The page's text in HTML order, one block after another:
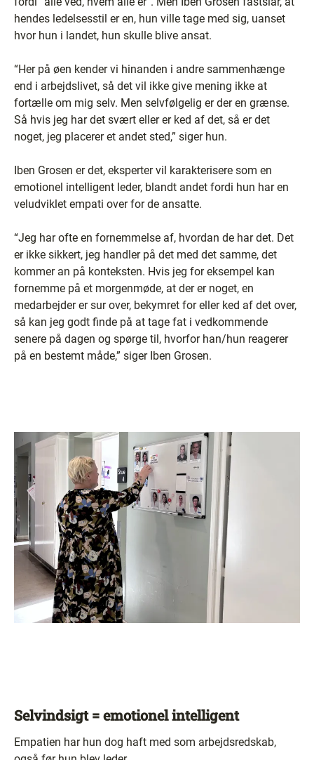
hendes ledelsesstil er en, hun ville tage med sig, uanset
hvor hun i landet, hun skulle blive ansat.
“Her på øen kender vi hinanden i andre sammenhænge
end i arbejdslivet, så det vil ikke give mening ikke at
fortælle om mig selv. Men selvfølgelig er der en grænse.
Så hvis jeg har det svært eller er ked af det, så er det
noget, jeg placerer et andet sted,” siger hun.
Iben Grosen er det, eksperter vil karakterisere som en
emotionel intelligent leder, blandt andet fordi hun har en
veludviklet empati over for de ansatte.
“Jeg har ofte en fornemmelse af, hvordan de har det. Det
er ikke sikkert, jeg handler på det med det samme, det
kommer an på konteksten. Hvis jeg for eksempel kan
fornemme på et morgenmøde, at der er noget, en
medarbejder er sur over, bekymret for eller ked af det over,
så kan jeg godt finde på at tage fat i vedkommende
senere på dagen og spørge til, hvorfor han/hun reagerer
på en bestemt måde,” siger Iben Grosen.
Selvindsigt = emotionel intelligent
Empatien har hun dog haft med som arbejdsredskab,